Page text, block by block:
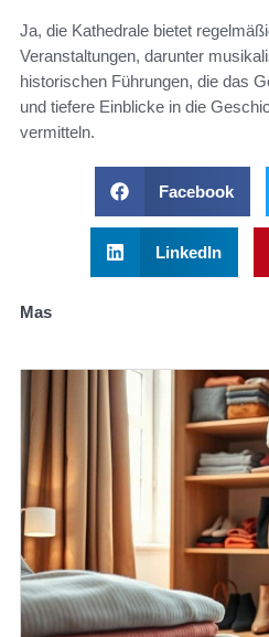
Ja, die Kathedrale bietet
Veranstaltungen, darunter
historischen Führungen, die das
und tiefere Einblicke in die
vermitteln.
Facebook
LinkedIn
Mas